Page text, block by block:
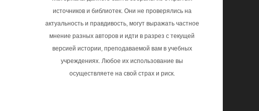
источников и библиотек. Они не проверялись на
актуальность и правдивость, могут выражать частное
мнение разных авторов и идти в разрез с текущей
версией истории, преподаваемой вам в учебных
учреждениях. Любое их использование вы
осуществляете на свой страх и риск.